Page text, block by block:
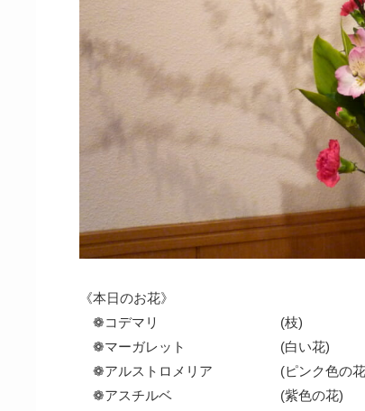
《本日のお花》
❁コデマリ (枝)
❁マーガレット (白い花)
❁アルストロメリア (ピンク色の
❁アスチルベ (紫色の花)